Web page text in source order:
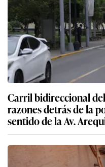
Carril bidireccional
razones detrás de la
sentido de la Av.